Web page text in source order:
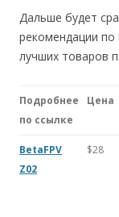
Дальше будет
рекомендации
лучших товаров
Подробнее
по ссылке
Цена
BetaFPV
Z02
$28